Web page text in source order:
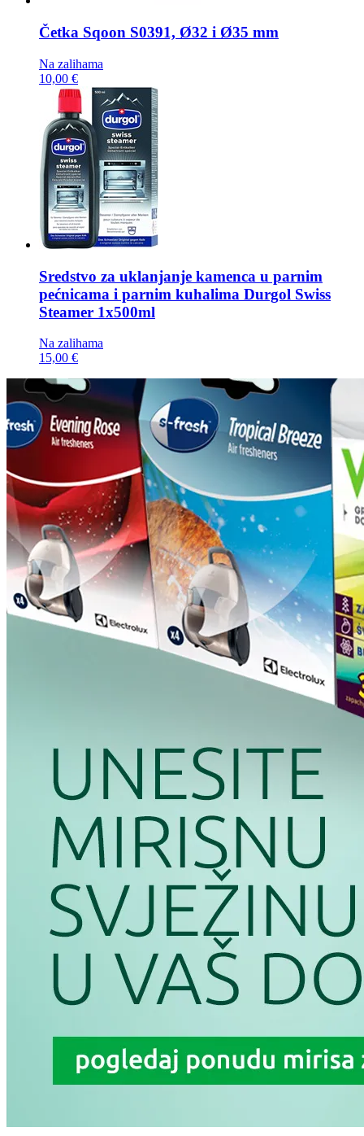
Četka Sqoon S0391, Ø32 i Ø35 mm
Na zalihama
10,00 €
Sredstvo za uklanjanje kamenca u parnim
pećnicama i parnim kuhalima Durgol Swiss
Steamer 1x500ml
Na zalihama
15,00 €